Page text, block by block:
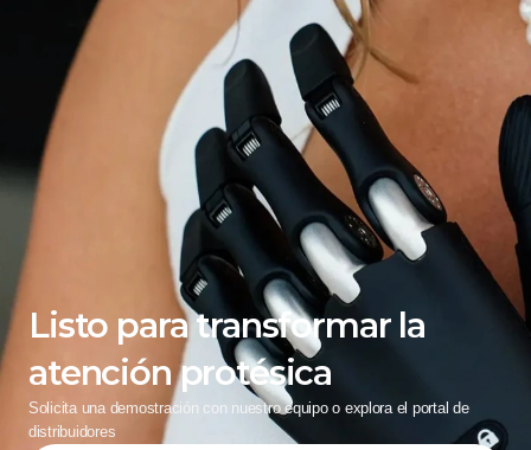
Listo para transformar la
atención protésica
Solicita una demostración con nuestro equipo o explora el portal de
distribuidores